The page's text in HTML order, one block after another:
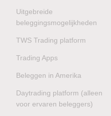
Uitgebreide
beleggingsmogelijkheden
TWS Trading platform
Trading Apps
Beleggen in Amerika
Daytrading platform (alleen
voor ervaren beleggers)